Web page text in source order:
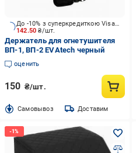
142.50₴/шт.
До -10% з суперкредиткою Visa Вигода
Держатель для огнетушителя
ВП-1, ВП-2 EVAtech черный
оценить
150 ₴/шт.
Cамовывоз Доставим